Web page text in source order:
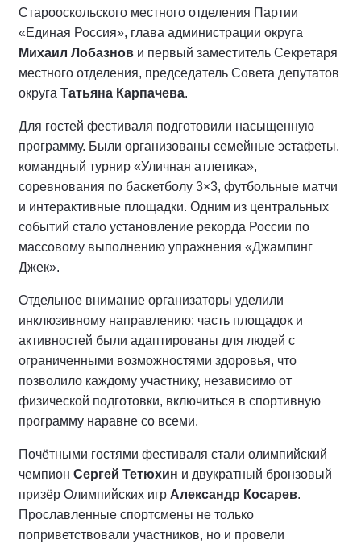
Старооскольского местного отделения Партии
«Единая Россия», глава администрации округа
Михаил Лобазнов и первый заместитель Секретаря
местного отделения, председатель Совета депутатов
округа Татьяна Карпачева.
Для гостей фестиваля подготовили насыщенную
программу. Были организованы семейные эстафеты,
командный турнир «Уличная атлетика»,
соревнования по баскетболу 3×3, футбольные матчи
и интерактивные площадки. Одним из центральных
событий стало установление рекорда России по
массовому выполнению упражнения «Джампинг
Джек».
Отдельное внимание организаторы уделили
инклюзивному направлению: часть площадок и
активностей были адаптированы для людей с
ограниченными возможностями здоровья, что
позволило каждому участнику, независимо от
физической подготовки, включиться в спортивную
программу наравне со всеми.
Почётными гостями фестиваля стали олимпийский
чемпион Сергей Тетюхин и двукратный бронзовый
призёр Олимпийских игр Александр Косарев.
Прославленные спортсмены не только
поприветствовали участников, но и провели